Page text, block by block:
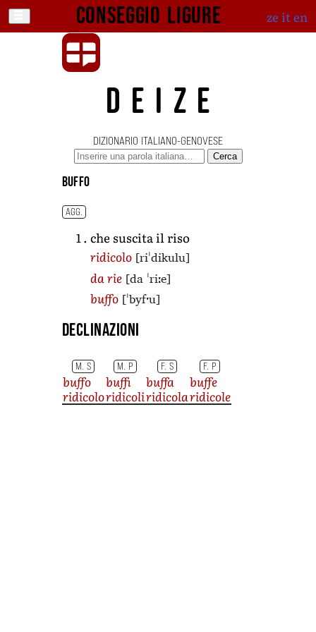
Conseggio ligure ze iten
DEIZE
DIZIONARIO ITALIANO-GENOVESE
Cerca
buffo
AGG.
che suscita il riso
ridicolo [riˈdikulu]
da rie [da ˈriːe]
buffo [ˈbyfˑu]
Declinazioni
M. S M. P F. S F. P
buffo buffi buffa
buffe
ridicoloridicoliridicolaridicole